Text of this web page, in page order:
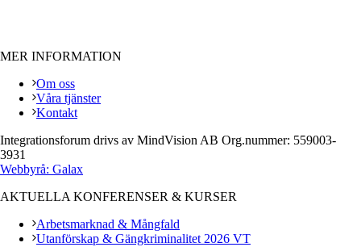
MER INFORMATION
Om oss
Våra tjänster
Kontakt
Integrationsforum drivs av MindVision AB Org.nummer: 559003-
3931
Webbyrå: Galax
AKTUELLA KONFERENSER & KURSER
Arbetsmarknad & Mångfald
Utanförskap & Gängkriminalitet 2026 VT